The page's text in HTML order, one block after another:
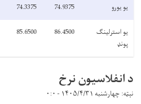
یو یورو
74.9375
74.3375
یو استرلینګ
پونډ
86.4500
85.6500
د انفلاسیون نرخ
نېټه: چهارشنبه ۱۴۰۵/۴/۳۱ - ۰:۰